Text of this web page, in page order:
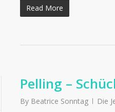
Read More
Pelling –
By Beatrice Sonntag Die